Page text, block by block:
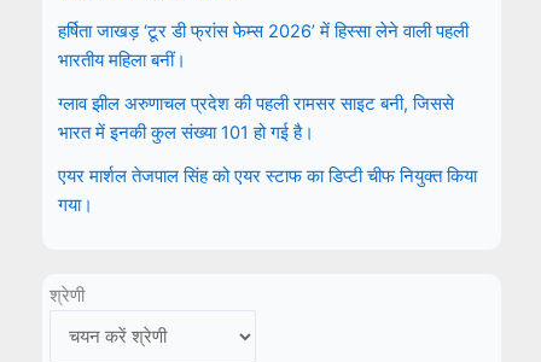
हर्षिता जाखड़ ‘टूर डी फ्रांस फेम्स 2026’ में हिस्सा लेने वाली पहली
भारतीय महिला बनीं।
ग्लाव झील अरुणाचल प्रदेश की पहली रामसर साइट बनी, जिससे
भारत में इनकी कुल संख्या 101 हो गई है।
एयर मार्शल तेजपाल सिंह को एयर स्टाफ का डिप्टी चीफ नियुक्त किया
गया।
श्रेणी